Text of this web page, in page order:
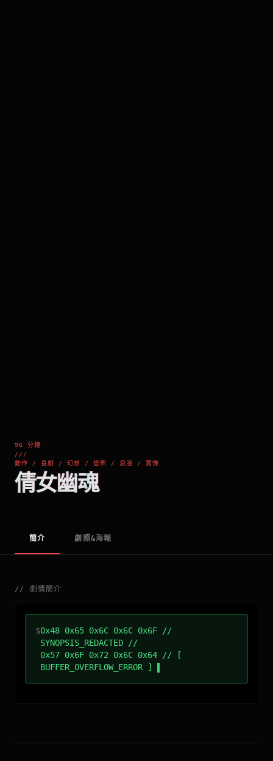
96 分鐘
///
動作 / 喜劇 / 幻想 / 恐怖 / 浪漫 / 驚慄
倩女幽魂
簡介 劇照&海報
// 劇情簡介
$0x48 0x65 0x6C 0x6C 0x6F //
SYNOPSIS_REDACTED //
0x57 0x6F 0x72 0x6C 0x64 // [
BUFFER_OVERFLOW_ERROR ]